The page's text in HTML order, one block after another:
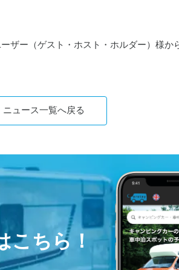
ー（ゲスト・ホスト・ホルダー）様か
ニュース一覧へ戻る
こちら！